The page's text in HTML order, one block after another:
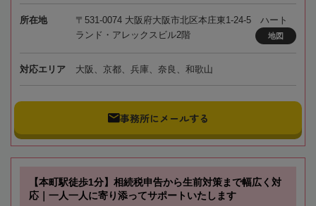
所在地
〒531-0074 大阪府大阪市北区本庄東1-24-5 ハート
ランド・アレックスビル2階
地図
対応エリア 大阪、京都、兵庫、奈良、和歌山
事務所にメールする
【本町駅徒歩1分】相続税申告から生前対策まで幅広く対
応｜一人一人に寄り添ってサポートいたします